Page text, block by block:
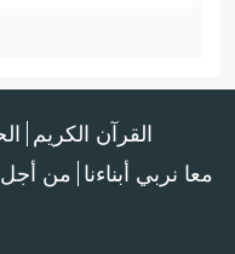
القرآن الكريم
معا نربي أبناءنا من